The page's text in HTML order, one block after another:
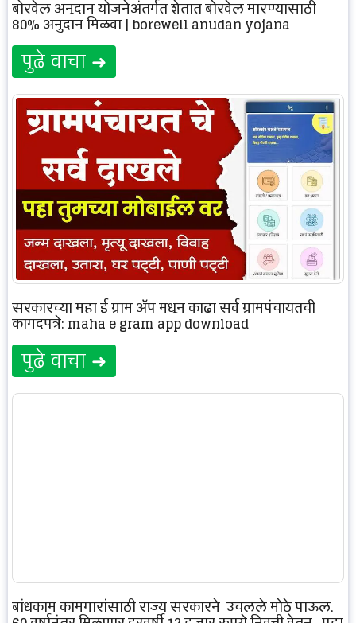
बोरवेल अनुदान योजनेअंतर्गत शेतात बोरवेल मारण्यासाठी
80% अनुदान मिळवा | borewell anudan yojana
पुढे वाचा ➜
सरकारच्या महा ई ग्राम ॲप मधून काढा सर्व ग्रामपंचायतची
कागदपत्रे: maha e gram app download
पुढे वाचा ➜
बांधकाम कामगारांसाठी राज्य सरकारने उचलले मोठे पाऊल,